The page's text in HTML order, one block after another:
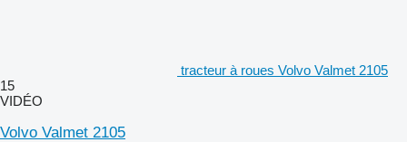
tracteur à roues Volvo Valmet 2105
15
VIDÉO
Volvo Valmet 2105